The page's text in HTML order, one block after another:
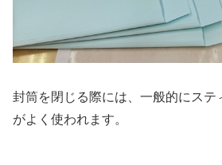
封筒を閉じる際には、一般的にステ
がよく使われます。